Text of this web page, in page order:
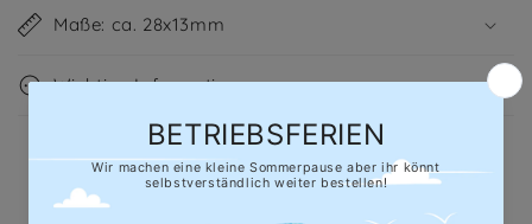
Maße: ca. 28x13mm
Wichtige Informationen